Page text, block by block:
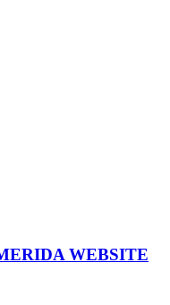
WEBSITE